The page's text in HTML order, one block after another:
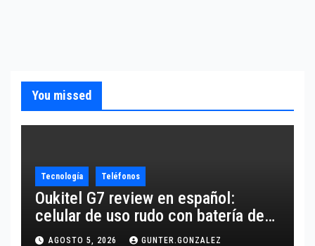
You missed
Tecnología Teléfonos
Oukitel G7 review en español:
celular de uso rudo con batería de
10,600 mAh
AGOSTO 5, 2026 GUNTER.GONZALEZ